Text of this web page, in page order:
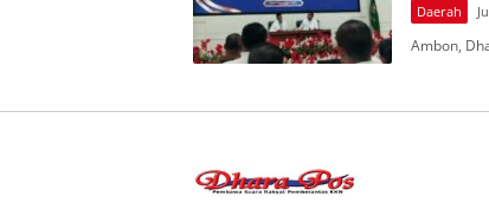
Daerah
Ambon,